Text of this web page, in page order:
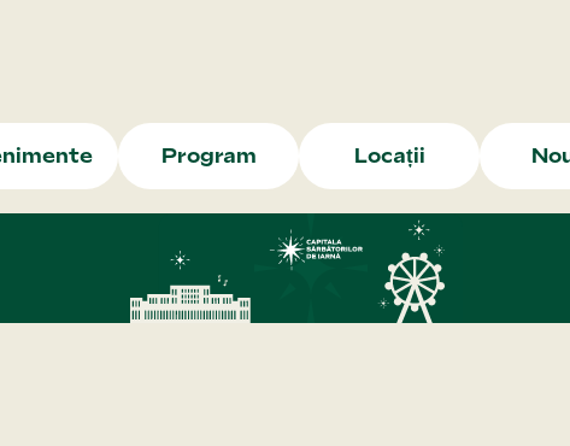
Program Locații